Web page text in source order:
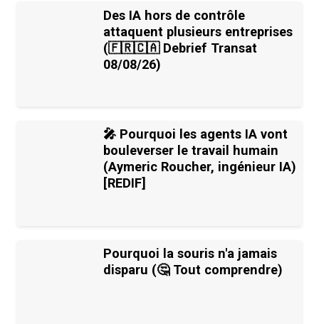
Des IA hors de contrôle
attaquent plusieurs entreprises
(🇫🇷🇨🇦 Debrief Transat
08/08/26)
🎤 Pourquoi les agents IA vont
bouleverser le travail humain
(Aymeric Roucher, ingénieur IA)
[REDIF]
Pourquoi la souris n'a jamais
disparu (🤔 Tout comprendre)